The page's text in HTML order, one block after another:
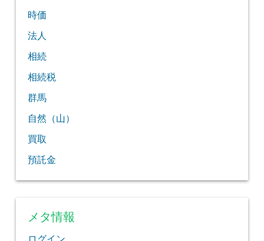
時価
法人
相続
相続税
群馬
自然（山）
買取
預託金
メタ情報
ログイン